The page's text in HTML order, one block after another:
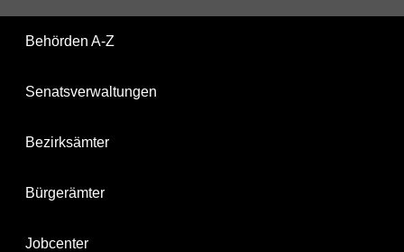
Behörden A-Z
Senatsverwaltungen
Bezirksämter
Bürgerämter
Jobcenter